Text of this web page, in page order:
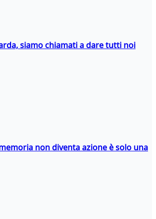
siamo chiamati a dare tutti noi
non diventa azione è solo una